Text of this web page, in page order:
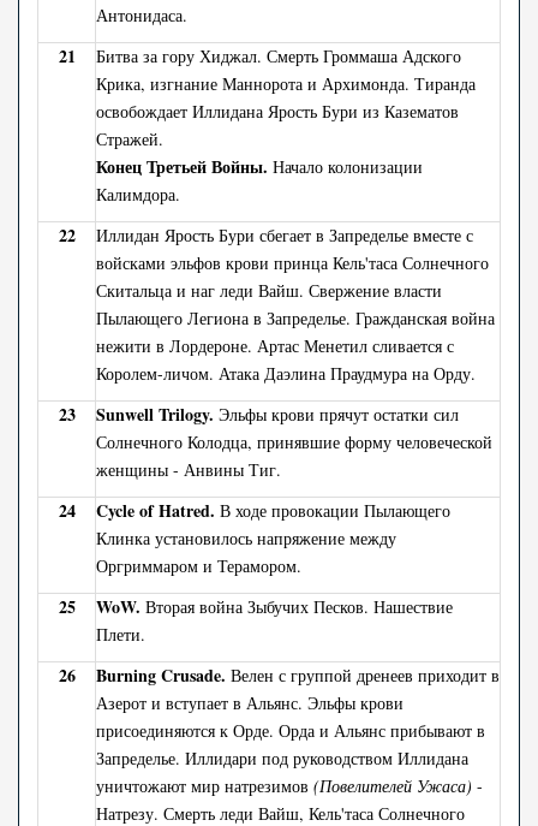
Антонидаса.
21
Битва за гору Хиджал. Смерть Громмаша Адского
Крика, изгнание Маннорота и Архимонда. Тиранда
освобождает Иллидана Ярость Бури из Казематов
Стражей.
Конец Третьей Войны. Начало колонизации
Калимдора.
22
Иллидан Ярость Бури сбегает в Запределье вместе с
войсками эльфов крови принца Кель'таса Солнечного
Скитальца и наг леди Вайш. Свержение власти
Пылающего Легиона в Запределье. Гражданская война
нежити в Лордероне. Артас Менетил сливается с
Королем-личом. Атака Даэлина Праудмура на Орду.
23 Sunwell Trilogy. Эльфы крови прячут остатки сил
Солнечного Колодца, принявшие форму человеческой
женщины - Анвины Тиг.
24 Cycle of Hatred. В ходе провокации Пылающего
Клинка установилось напряжение между
Оргриммаром и Терамором.
25 WoW. Вторая война Зыбучих Песков. Нашествие
Плети.
26 Burning Crusade. Велен с группой дренеев приходит в
Азерот и вступает в Альянс. Эльфы крови
присоединяются к Орде. Орда и Альянс прибывают в
Запределье. Иллидари под руководством Иллидана
уничтожают мир натрезимов (Повелителей Ужаса) -
Натрезу. Смерть леди Вайш, Кель'таса Солнечного